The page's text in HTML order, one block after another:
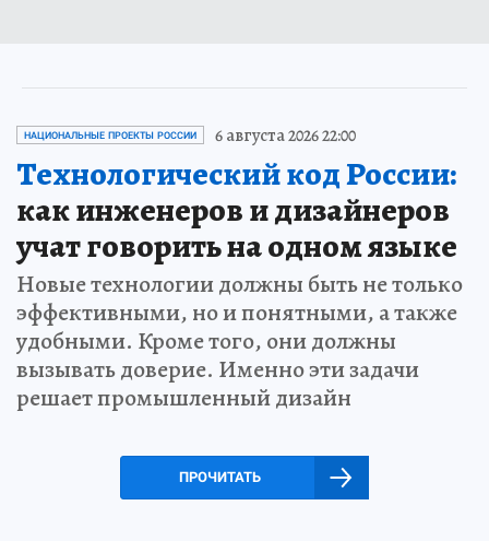
НАЦИОНАЛЬНЫЕ ПРОЕКТЫ РОССИИ 6 августа 2026 22:00
Технологический код России:
как инженеров и дизайнеров
учат говорить на одном языке
Новые технологии должны быть не только
эффективными, но и понятными, а также
удобными. Кроме того, они должны
вызывать доверие. Именно эти задачи
решает промышленный дизайн
ПРОЧИТАТЬ